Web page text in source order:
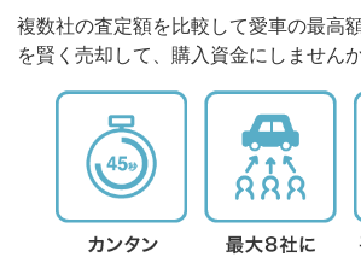
複数社の査定額を比較して愛車の最高
を賢く売却して、購入資金にしません